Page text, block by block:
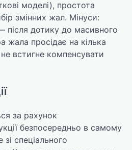
моделі), простота
змінних жал. Мінуси:
— після дотику до масивного
жала просідає на кілька
встигне компенсувати
за рахунок
безпосередньо в самому
спеціального